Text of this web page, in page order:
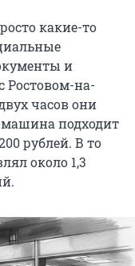
какие-то
и
Ростовом-на-
часов они
подходит
рублей. В то
около 1,3